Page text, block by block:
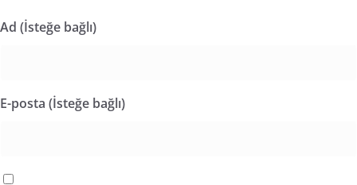
Ad (İsteğe bağlı)
E-posta (İsteğe bağlı)